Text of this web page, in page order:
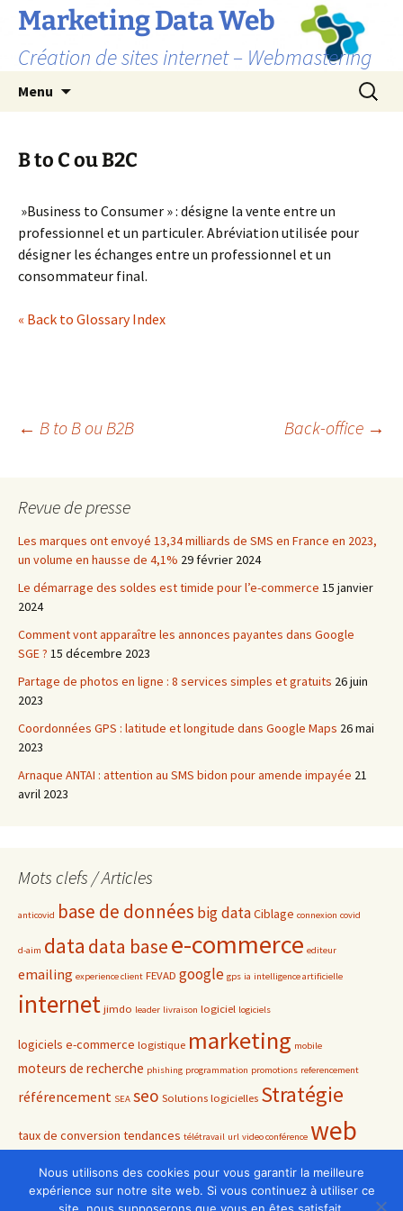
Marketing Data Web
Création de sites internet – Webmastering
Menu
B to C ou B2C
»Business to Consumer » : désigne la vente entre un
professionnel et un particuler. Abréviation utilisée pour
désigner les échanges entre un professionnel et un
consommateur final.
« Back to Glossary Index
Navigation
des
articles
← B to B ou B2B Back-office →
Revue de presse
Les marques ont envoyé 13,34 milliards de SMS en France en 2023,
un volume en hausse de 4,1% 29 février 2024
Le démarrage des soldes est timide pour l’e-commerce 15 janvier
2024
Comment vont apparaître les annonces payantes dans Google
SGE ? 15 décembre 2023
Partage de photos en ligne : 8 services simples et gratuits 26 juin
2023
Coordonnées GPS : latitude et longitude dans Google Maps 26 mai
2023
Arnaque ANTAI : attention au SMS bidon pour amende impayée 21
avril 2023
Mots clefs / Articles
anticovid base de données big dataCiblage connexion covid
d-aim data data basee-commerce editeur
emailing experience client FEVAD google gps ia intelligence artificielle
internetjimdo leader livraison logiciel logiciels
logiciels e-commerce logistique marketing mobile
moteurs de recherche phishing programmation promotions referencement
référencement SEA seo Solutions logicielles Stratégie
taux de conversion tendances télétravail url video conférence web
Nous utilisons des cookies pour vous garantir la meilleure
expérience sur notre site web. Si vous continuez à utiliser ce